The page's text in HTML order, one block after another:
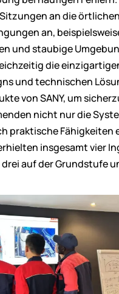
an die örtlichen
an,
und staubige
die
und technischen
von SANY, um
nicht nur die
praktische Fähigkeiten
insgesamt vier
auf der Grundstufe